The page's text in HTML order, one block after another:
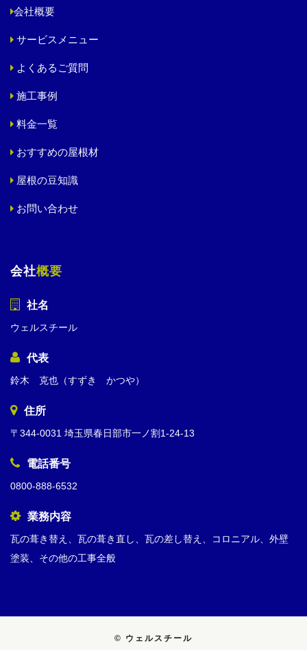
会社概要
サービスメニュー
よくあるご質問
施工事例
料金一覧
おすすめの屋根材
屋根の豆知識
お問い合わせ
会社概要
社名
ウェルスチール
代表
鈴木 克也（すずき かつや）
住所
〒344-0031 埼玉県春日部市一ノ割1-24-13
電話番号
0800-888-6532
業務内容
瓦の葺き替え、瓦の葺き直し、瓦の差し替え、コロニアル、外壁
塗装、その他の工事全般
© ウェルスチール